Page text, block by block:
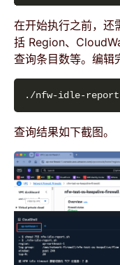
在开始执行之前，还
括 Region、
查询条目数等。编辑
查询结果如下截图。